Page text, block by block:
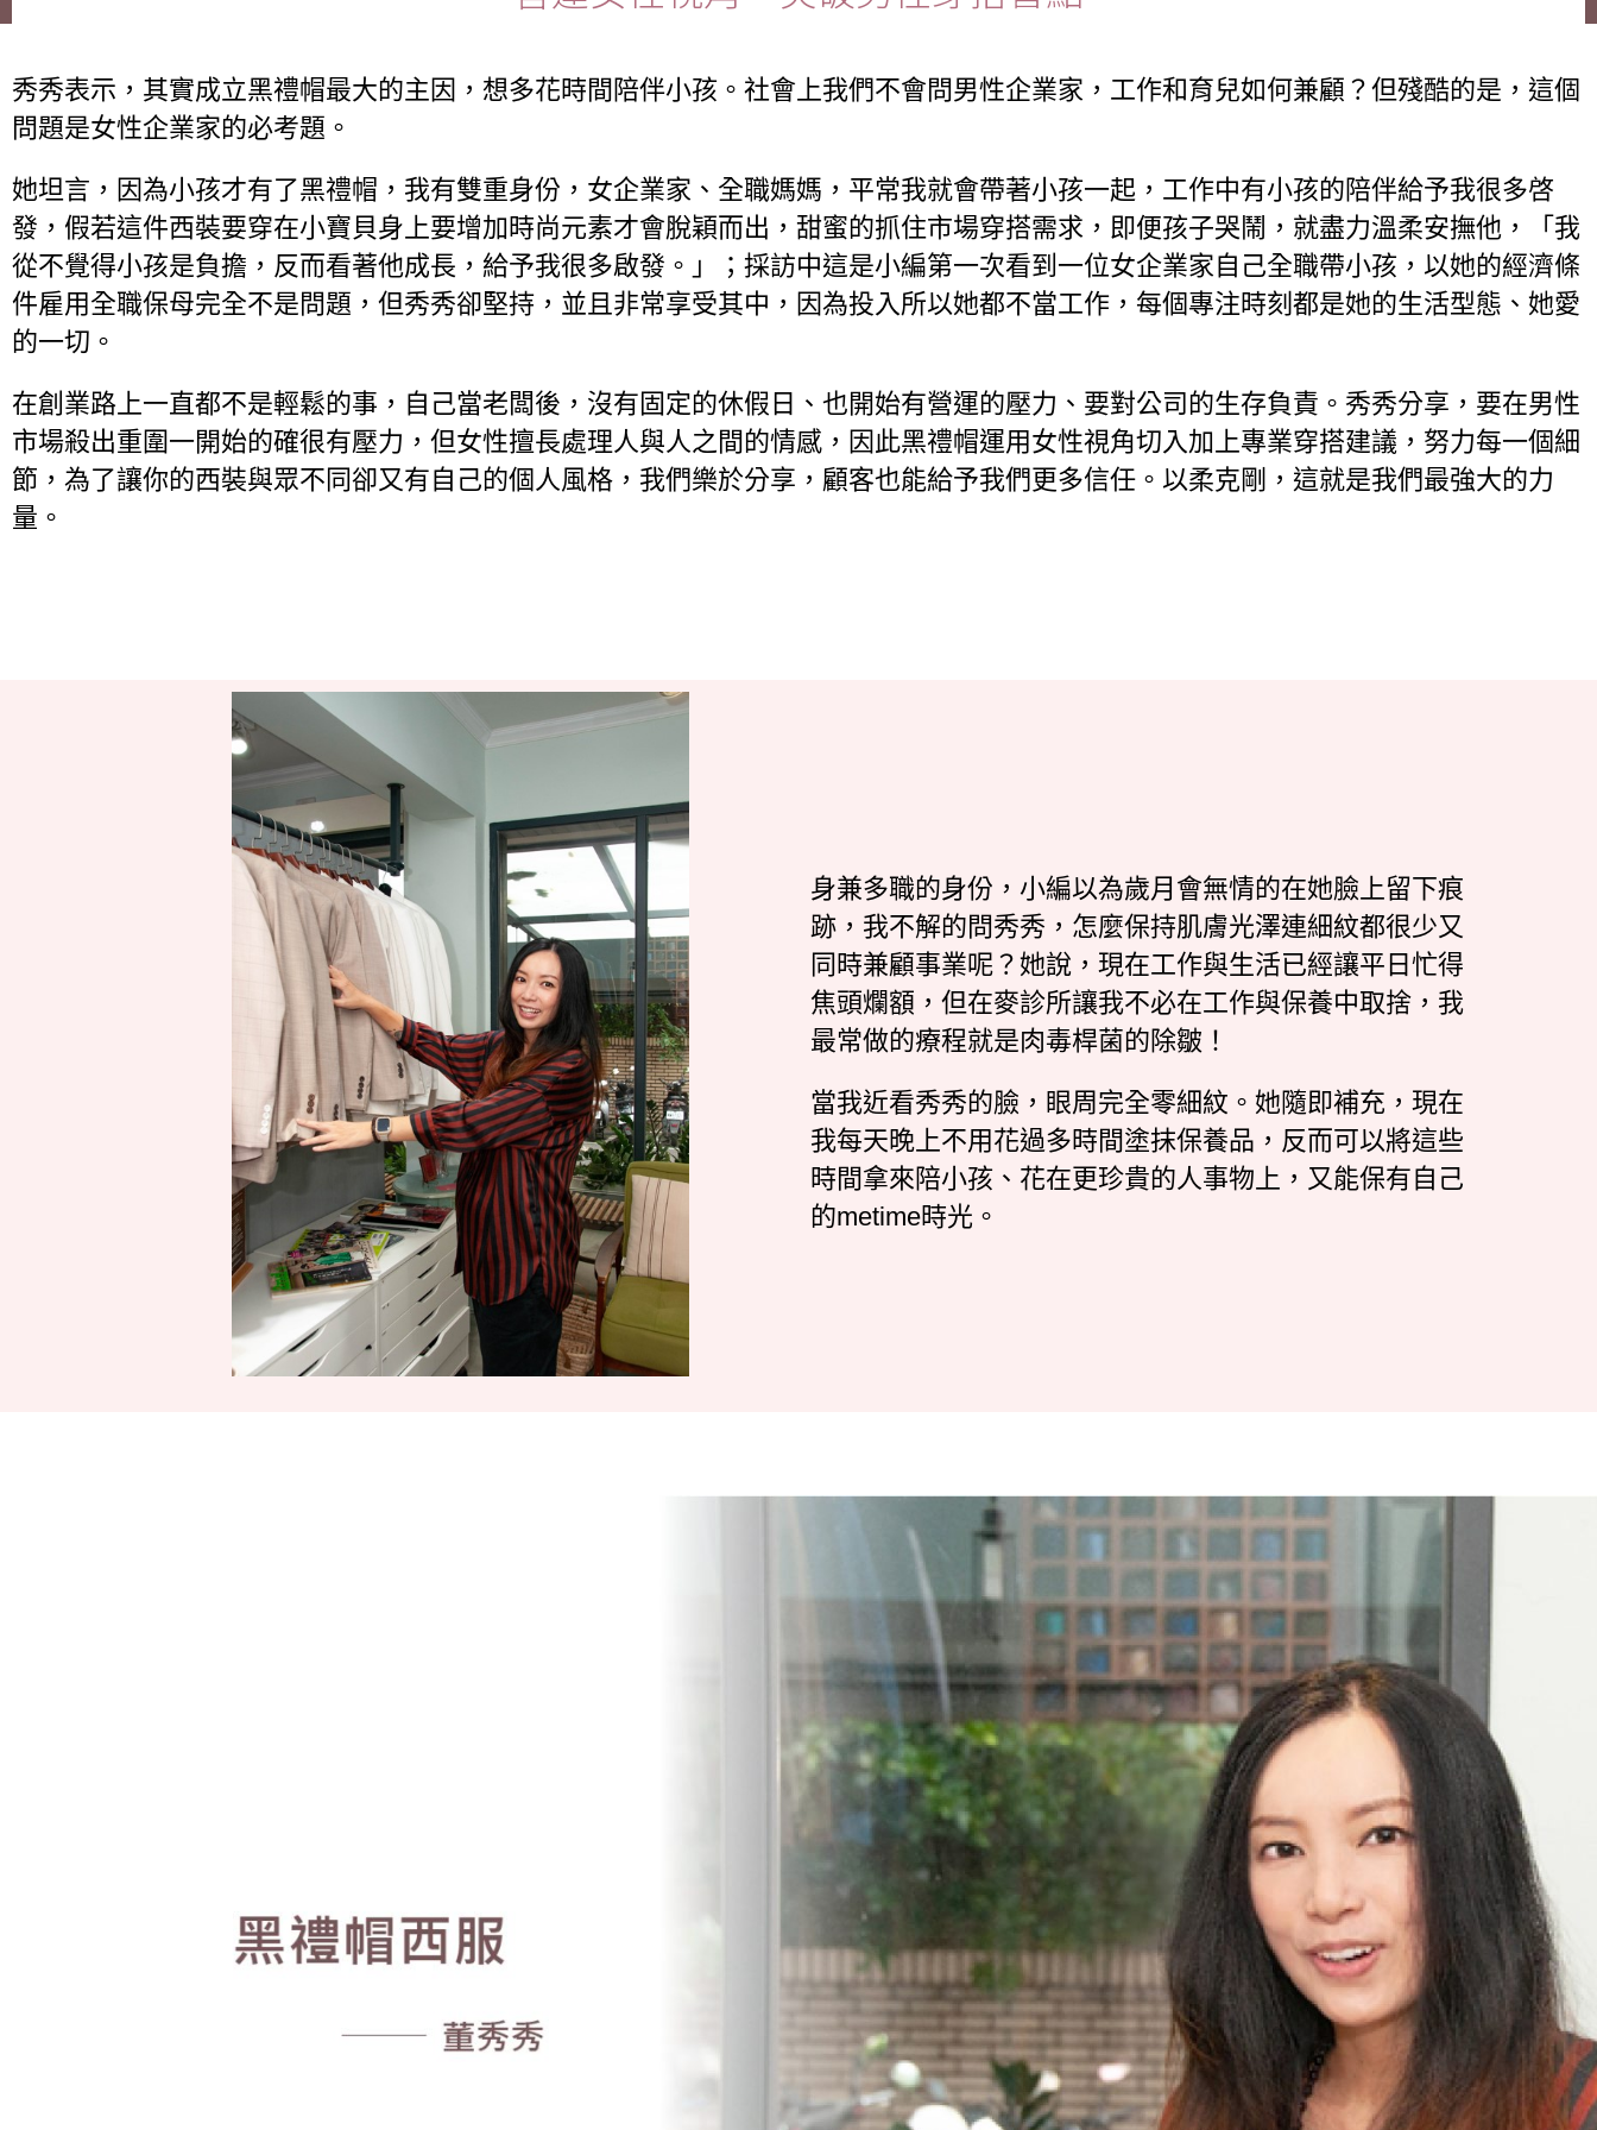
秀秀表示，其實成立黑禮帽最大的主因，想多花時間陪伴小孩。社會上我們不會問男性企業家，工作和育兒如何兼顧？但殘酷的是，這個
問題是女性企業家的必考題。
她坦言，因為小孩才有了黑禮帽，我有雙重身份，女企業家、全職媽媽，平常我就會帶著小孩一起，工作中有小孩的陪伴給予我很多啓
發，假若這件西裝要穿在小寶貝身上要增加時尚元素才會脫穎而出，甜蜜的抓住市場穿搭需求，即便孩子哭鬧，就盡力溫柔安撫他，「我
從不覺得小孩是負擔，反而看著他成長，給予我很多啟發。」；採訪中這是小編第一次看到一位女企業家自己全職帶小孩，以她的經濟條
件雇用全職保母完全不是問題，但秀秀卻堅持，並且非常享受其中，因為投入所以她都不當工作，每個專注時刻都是她的生活型態、她愛
的一切。
在創業路上一直都不是輕鬆的事，自己當老闆後，沒有固定的休假日、也開始有營運的壓力、要對公司的生存負責。秀秀分享，要在男性
市場殺出重圍一開始的確很有壓力，但女性擅長處理人與人之間的情感，因此黑禮帽運用女性視角切入加上專業穿搭建議，努力每一個細
節，為了讓你的西裝與眾不同卻又有自己的個人風格，我們樂於分享，顧客也能給予我們更多信任。以柔克剛，這就是我們最強大的力
量。
身兼多職的身份，小編以為歲月會無情的在她臉上留下痕
跡，我不解的問秀秀，怎麼保持肌膚光澤連細紋都很少又
同時兼顧事業呢？她說，現在工作與生活已經讓平日忙得
焦頭爛額，但在麥診所讓我不必在工作與保養中取捨，我
最常做的療程就是肉毒桿菌的除皺！
當我近看秀秀的臉，眼周完全零細紋。她隨即補充，現在
我每天晚上不用花過多時間塗抹保養品，反而可以將這些
時間拿來陪小孩、花在更珍貴的人事物上，又能保有自己
的metime時光。